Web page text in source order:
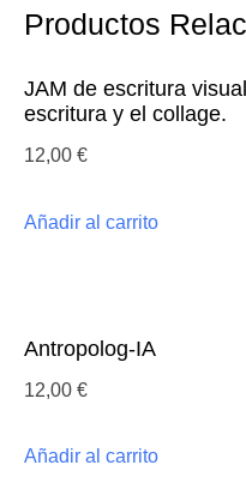
Ed.
cantidad
Productos
JAM de escritura
escritura y el collage.
12,00 €
Añadir al carrito
Antropolog-IA
12,00 €
Añadir al carrito